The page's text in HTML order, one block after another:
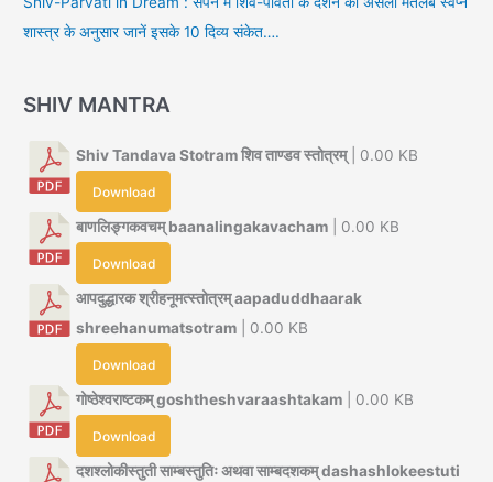
शास्त्र के अनुसार जानें इसके 10 दिव्य संकेत….
SHIV MANTRA
Shiv Tandava Stotram शिव ताण्डव स्तोत्रम्| 0.00 KB
Download
बाणलिङ्गकवचम् baanalingakavacham | 0.00 KB
Download
आपदुद्धारक श्रीहनूमत्स्तोत्रम् aapaduddhaarak
shreehanumatsotram | 0.00 KB
Download
गोष्ठेश्वराष्टकम् goshtheshvaraashtakam | 0.00 KB
Download
दशश्लोकीस्तुती साम्बस्तुतिः अथवा साम्बदशकम् dashashlokeestuti